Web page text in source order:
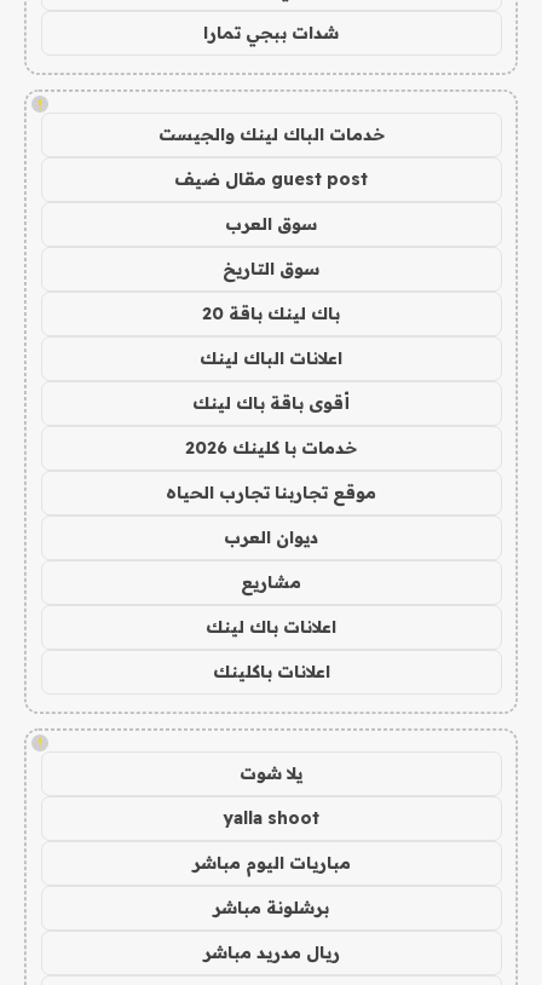
شدات ببجي تمارا
!
خدمات الباك لينك والجيست
guest post مقال ضيف
سوق العرب
سوق التاريخ
باك لينك باقة 20
اعلانات الباك لينك
أقوى باقة باك لينك
خدمات با كلينك 2026
موقع تجاربنا تجارب الحياه
ديوان العرب
مشاريع
اعلانات باك لينك
اعلانات باكلينك
!
يلا شوت
yalla shoot
مباريات اليوم مباشر
برشلونة مباشر
ريال مدريد مباشر